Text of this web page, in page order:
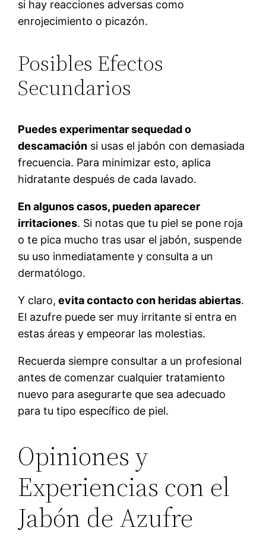
si hay reacciones adversas como
enrojecimiento o picazón.
Posibles Efectos
Secundarios
Puedes experimentar sequedad o
descamación si usas el jabón con demasiada
frecuencia. Para minimizar esto, aplica
hidratante después de cada lavado.
En algunos casos, pueden aparecer
irritaciones. Si notas que tu piel se pone roja
o te pica mucho tras usar el jabón, suspende
su uso inmediatamente y consulta a un
dermatólogo.
Y claro, evita contacto con heridas abiertas.
El azufre puede ser muy irritante si entra en
estas áreas y empeorar las molestias.
Recuerda siempre consultar a un profesional
antes de comenzar cualquier tratamiento
nuevo para asegurarte que sea adecuado
para tu tipo específico de piel.
Opiniones y
Experiencias con el
Jabón de Azufre